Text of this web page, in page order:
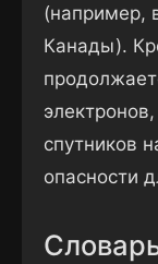
(например,
Канады).
спутников
опасности